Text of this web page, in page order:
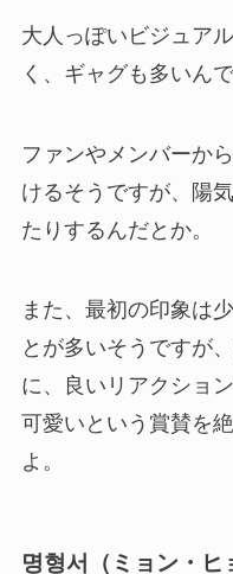
大人っぽいビジュア
く、ギャグも多いんで
ファンやメンバーか
けるそうですが、陽
たりするんだとか。
また、最初の印象は
とが多いそうですが
に、良いリアクショ
可愛いという賞賛を
よ。
명형서（ミョン・